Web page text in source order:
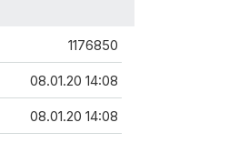
1176850
08.01.20 14:08
08.01.20 14:08